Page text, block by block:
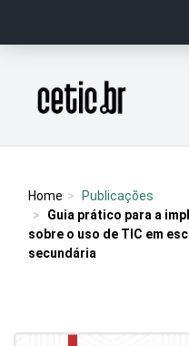
Página inicial
Home
Publicações
Guia prático para a
sobre o uso de TIC em
secundária